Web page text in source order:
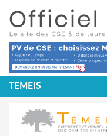
TEMEIS